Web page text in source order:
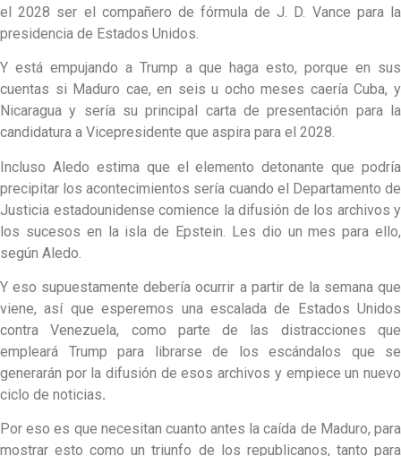
el 2028 ser el compañero de fórmula de J. D. Vance para la
presidencia de Estados Unidos.
Y está empujando a Trump a que haga esto, porque en sus
cuentas si Maduro cae, en seis u ocho meses caería Cuba, y
Nicaragua y sería su principal carta de presentación para la
candidatura a Vicepresidente que aspira para el 2028.
Incluso Aledo estima que el elemento detonante que podría
precipitar los acontecimientos sería cuando el Departamento de
Justicia estadounidense comience la difusión de los archivos y
los sucesos en la isla de Epstein. Les dio un mes para ello,
según Aledo.
Y eso supuestamente debería ocurrir a partir de la semana que
viene, así que esperemos una escalada de Estados Unidos
contra Venezuela, como parte de las distracciones que
empleará Trump para librarse de los escándalos que se
generarán por la difusión de esos archivos y empiece un nuevo
ciclo de noticias.
Por eso es que necesitan cuanto antes la caída de Maduro, para
mostrar esto como un triunfo de los republicanos, tanto para